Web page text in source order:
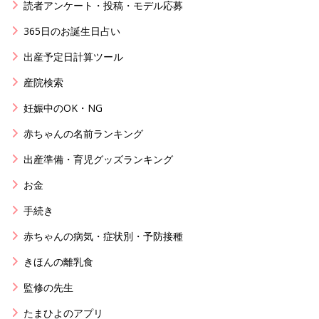
読者アンケート・投稿・モデル応募
365日のお誕生日占い
出産予定日計算ツール
産院検索
妊娠中のOK・NG
赤ちゃんの名前ランキング
出産準備・育児グッズランキング
お金
手続き
赤ちゃんの病気・症状別・予防接種
きほんの離乳食
監修の先生
たまひよのアプリ